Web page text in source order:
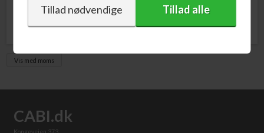
1.172,00 DKK 1.080,00
Vis med moms
CABI.dk